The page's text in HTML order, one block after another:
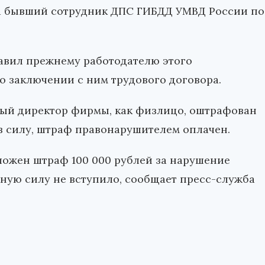
бывший сотрудник ДПС ГИБДД УМВД России по
прежнему работодателю этого
с ним трудового договора.
директор фирмы, как физлицо, оштрафован
силу, штраф правонарушителем оплачен.
штраф 100 000 рублей за нарушение
силу не вступило, сообщает пресс-служба